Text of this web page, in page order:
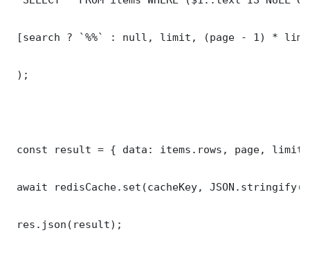
[search ? `%%` : null, limit, (page - 1) *
);
const result = { data: items.rows, page,
await redisCache.set(cacheKey,
res.json(result);